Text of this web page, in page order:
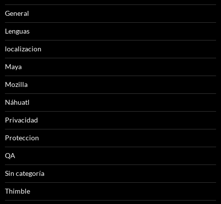
General
Lenguas
localizacion
Maya
Mozilla
Náhuatl
Privacidad
Proteccion
QA
Sin categoría
Thimble